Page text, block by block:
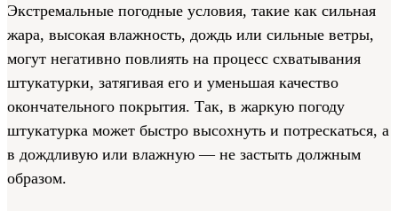
Экстремальные погодные условия, такие как сильная
жара, высокая влажность, дождь или сильные ветры,
могут негативно повлиять на процесс схватывания
штукатурки, затягивая его и уменьшая качество
окончательного покрытия. Так, в жаркую погоду
штукатурка может быстро высохнуть и потрескаться, а
в дождливую или влажную — не застыть должным
образом.